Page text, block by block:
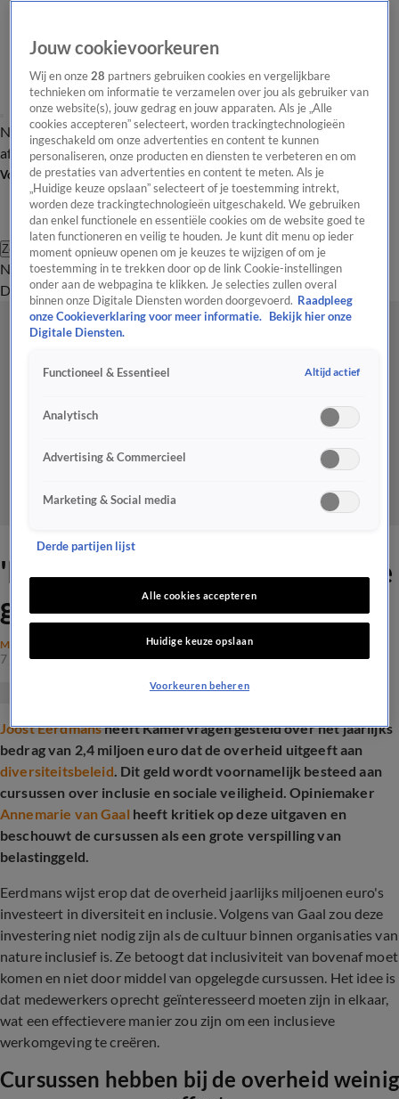
Nieuws van de DagOpinie van de Dag Onze categorieën Laatste
afleveringVideo's Nieuws van de Dag Podcast
Volg Nieuws van de Dag
Zoeken
Nieuws van de DagOpinie van de
Dag
Video'sUitzendingen PodcastPanelContact
'Diversiteitscursussen zijn de
grootste waste of money'
MAATSCHAPPIJ
7 juli 2025, 19:25
Joost Eerdmansheeft Kamervragen gesteld over het jaarlijks
bedrag van 2,4 miljoen euro dat de overheid uitgeeft aan
diversiteitsbeleid. Dit geld wordt voornamelijk besteed aan
cursussen over inclusie en sociale veiligheid. Opiniemaker
Annemarie van Gaal heeft kritiek op deze uitgaven en
beschouwt de cursussen als een grote verspilling van
belastinggeld.
Eerdmans wijst erop dat de overheid jaarlijks miljoenen euro's
investeert in diversiteit en inclusie. Volgens van Gaal zou deze
investering niet nodig zijn als de cultuur binnen organisaties van
nature inclusief is. Ze betoogt dat inclusiviteit van bovenaf moet
komen en niet door middel van opgelegde cursussen. Het idee is
dat medewerkers oprecht geïnteresseerd moeten zijn in elkaar,
wat een effectievere manier zou zijn om een inclusieve
werkomgeving te creëren.
Cursussen hebben bij de overheid weinig
Jouw cookievoorkeuren
Wij en onze28 partners gebruiken cookies en vergelijkbare
technieken om informatie te verzamelen over jou als gebruiker van
onze website(s), jouw gedrag en jouw apparaten. Als je „Alle
cookies accepteren” selecteert, worden trackingtechnologieën
ingeschakeld om onze advertenties en content te kunnen
personaliseren, onze producten en diensten te verbeteren en om
de prestaties van advertenties en content te meten. Als je
„Huidige keuze opslaan” selecteert of je toestemming intrekt,
worden deze trackingtechnologieën uitgeschakeld. We gebruiken
dan enkel functionele en essentiële cookies om de website goed te
laten functioneren en veilig te houden. Je kunt dit menu op ieder
moment opnieuw openen om je keuzes te wijzigen of om je
toestemming in te trekken door op de link Cookie-instellingen
onder aan de webpagina te klikken. Je selecties zullen overal
binnen onze Digitale Diensten worden doorgevoerd. Raadpleeg
onze Cookieverklaring voor meer informatie.
Bekijk hier onze
Digitale Diensten.
Functioneel & Essentieel Altijd actief
Analytisch
Advertising & Commercieel
Marketing & Social media
Derde partijen lijst
Alle cookies accepteren
Huidige keuze opslaan
Voorkeuren beheren